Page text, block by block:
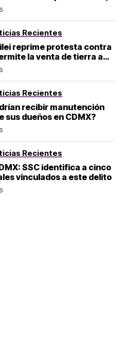
Recientes
reprime protesta contra
la venta de tierra a
Recientes
recibir manutención
sus dueños en CDMX?
Recientes
SSC identifica a cinco
vinculados a este delito